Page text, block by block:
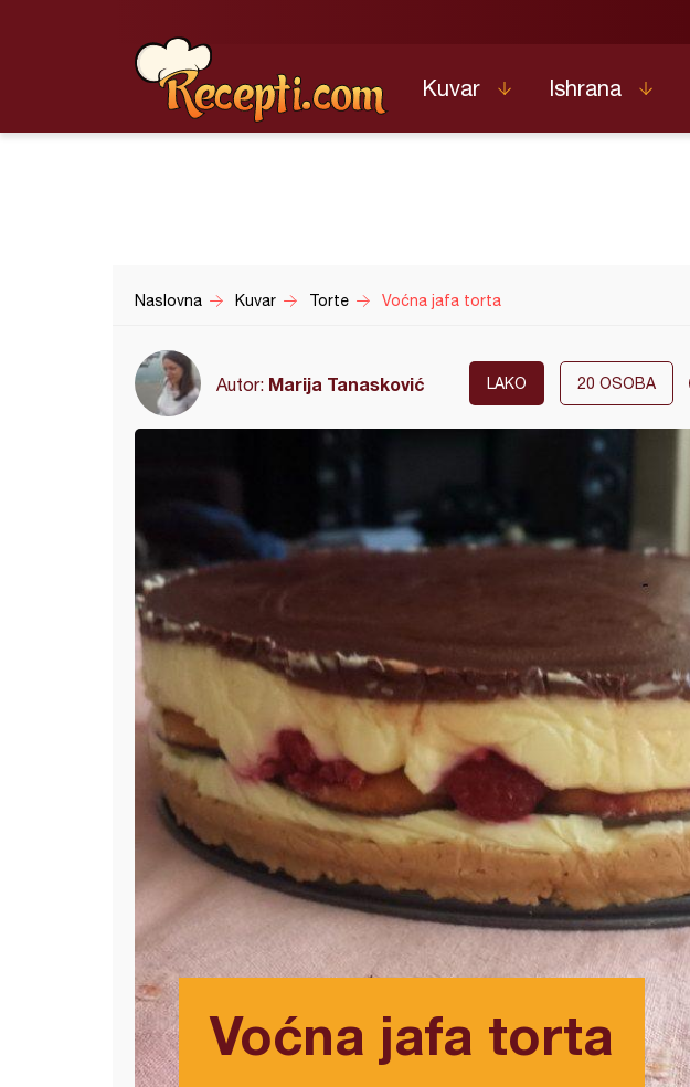
Kuvar Ishrana
Naslovna Kuvar Torte Voćna jafa torta
Autor: Marija Tanasković LAKO 20 OSOBA
Voćna jafa torta